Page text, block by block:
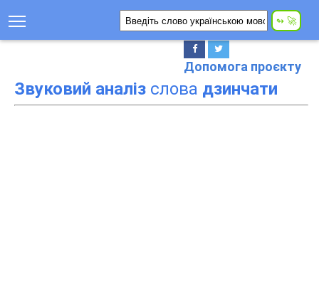
Допомога проєкту
Звуковий аналіз слова дзинчати